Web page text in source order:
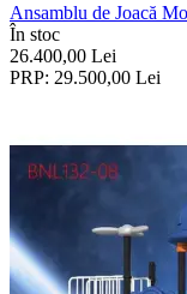
Ansamblu de Joacă
În stoc
26.400,00 Lei
PRP: 29.500,00 Lei